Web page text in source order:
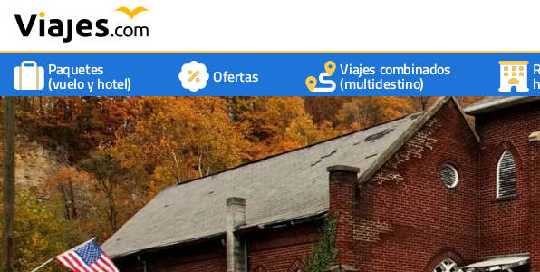
Paquetes
(vuelo y hotel) Ofertas Viajes combinados
(multidestino)